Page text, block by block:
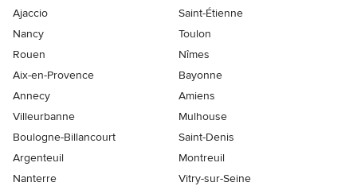
Ajaccio
Saint-Étienne
Nancy
Toulon
Rouen
Nîmes
Aix-en-Provence
Bayonne
Annecy
Amiens
Villeurbanne
Mulhouse
Boulogne-Billancourt
Saint-Denis
Argenteuil
Montreuil
Nanterre
Vitry-sur-Seine